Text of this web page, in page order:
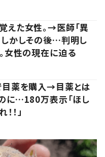
えた女性。→医師「異
しかしその後…判明し
女性の現在に迫る
目薬を購入→目薬とは
に…180万表示「ほし
！」